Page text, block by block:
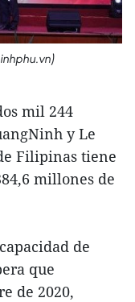
mil 244
y Le
Filipinas tiene
millones de
de
que
de 2020,